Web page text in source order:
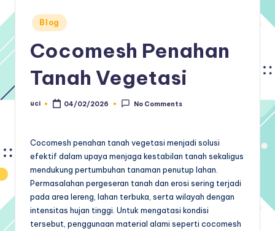
Posted
in
Blog
Cocomesh Penahan
Tanah Vegetasi
Posted
uci 04/02/2026 No Comments
Cocomesh penahan tanah vegetasi menjadi solusi
efektif dalam upaya menjaga kestabilan tanah sekaligus
mendukung pertumbuhan tanaman penutup lahan.
Permasalahan pergeseran tanah dan erosi sering terjadi
pada area lereng, lahan terbuka, serta wilayah dengan
intensitas hujan tinggi. Untuk mengatasi kondisi
tersebut, penggunaan material alami seperti cocomesh